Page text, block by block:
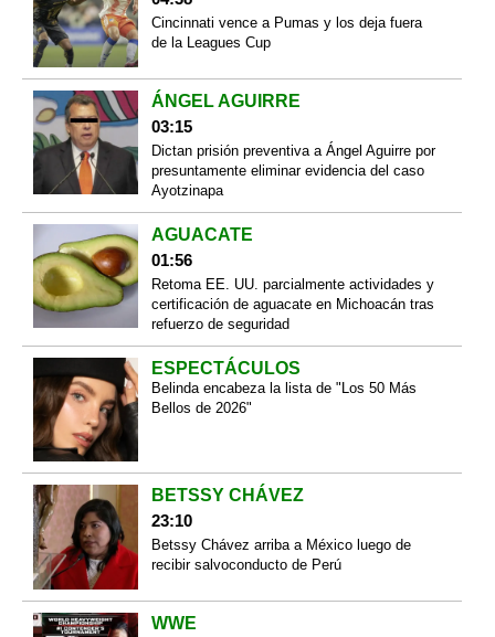
Cincinnati vence a Pumas y los deja fuera
de la Leagues Cup
ÁNGEL AGUIRRE
03:15
Dictan prisión preventiva a Ángel Aguirre por
presuntamente eliminar evidencia del caso
Ayotzinapa
AGUACATE
01:56
Retoma EE. UU. parcialmente actividades y
certificación de aguacate en Michoacán tras
refuerzo de seguridad
ESPECTÁCULOS
Belinda encabeza la lista de "Los 50 Más
Bellos de 2026"
BETSSY CHÁVEZ
23:10
Betssy Chávez arriba a México luego de
recibir salvoconducto de Perú
WWE